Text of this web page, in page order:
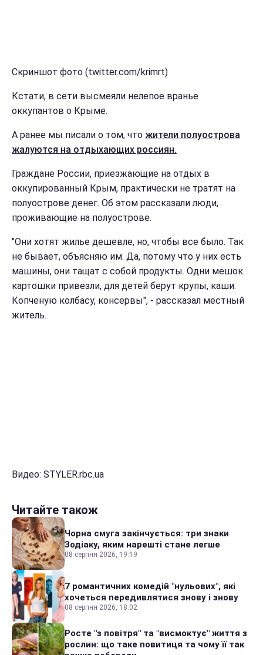
Скриншот фото (twitter.com/krimrt)
Кстати, в сети высмеяли нелепое вранье
оккупантов о Крыме.
А ранее мы писали о том, что жители полуострова
жалуются на отдыхающих россиян.
Граждане России, приезжающие на отдых в
оккупированный Крым, практически не тратят на
полуострове денег. Об этом рассказали люди,
проживающие на полуострове.
"Они хотят жилье дешевле, но, чтобы все было. Так
не бывает, объясняю им. Да, потому что у них есть
машины, они тащат с собой продукты. Одни мешок
картошки привезли, для детей берут крупы, каши.
Копченую колбасу, консервы", - рассказал местный
житель.
Видео: STYLER.rbc.ua
Читайте також
Чорна смуга закінчується: три знаки
Зодіаку, яким нарешті стане легше
08 серпня 2026, 19:19
7 романтичних комедій "нульових", які
хочеться передивлятися знову і знову
08 серпня 2026, 18:02
Росте "з повітря" та "висмоктує" життя з
рослин: що таке повитиця та чому її так